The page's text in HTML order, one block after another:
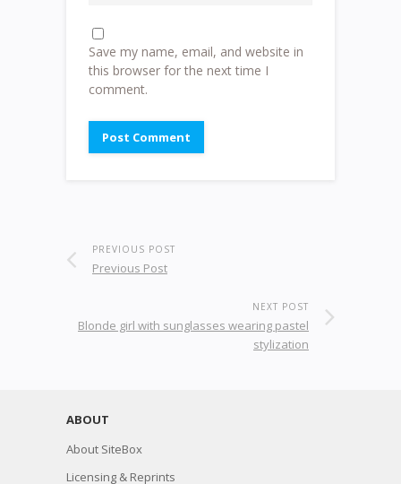
Save my name, email, and website in
this browser for the next time I
comment.
PREVIOUS POST
Previous Post
NEXT POST
Blonde girl with sunglasses wearing pastel
stylization
ABOUT
About SiteBox
Licensing & Reprints